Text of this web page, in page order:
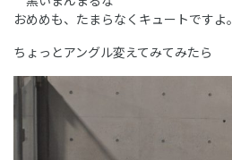
おめめも、たまらなくキュートですよ。
ちょっとアングル変えてみてみたら